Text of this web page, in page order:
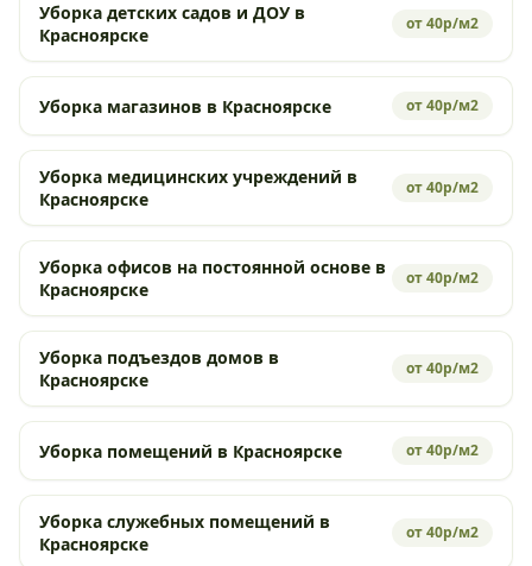
Уборка детских садов и ДОУ в
Красноярске
от 40р/м2
Уборка магазинов в Красноярске от 40р/м2
Уборка медицинских учреждений в
Красноярске
от 40р/м2
Уборка офисов на постоянной основе в
Красноярске
от 40р/м2
Уборка подъездов домов в
Красноярске
от 40р/м2
Уборка помещений в Красноярске от 40р/м2
Уборка служебных помещений в
Красноярске
от 40р/м2